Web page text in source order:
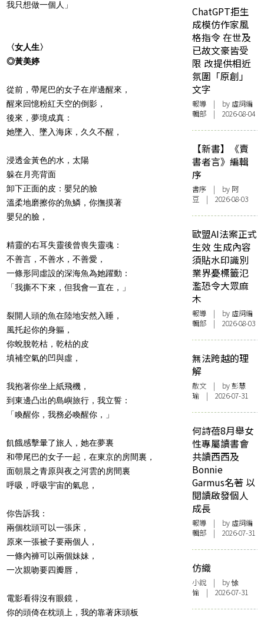
我只想做一個人」
〈女人生〉
◎黃美婷
從前，帶尾巴的女子在岸邊醒來，
醒來回憶粉紅天空的倒影，
後來，夢境成真：
她墜入、墜入海床，久久不醒，
浸透金黃色的水，太陽
躲在月亮背面
卸下正面的皮：嬰兒的臉
溫柔地磨擦你的魚鱗，你撫摸著
嬰兒的臉，
精靈的右耳失靈後曾喪失靈魂：
不善言，不善水，不善愛，
一條形同虛設的深海魚為她躍動：
「我撕不下來，但我會一直在，」
裂開人頭的魚在陸地安然入睡，
風托起你的身軀，
你蛻脫乾枯，乾枯的皮
填補空氣的凹與虛，
我抱著你坐上紙飛機，
到東邊凸出的島嶼旅行，我立誓：
「喚醒你，我務必喚醒你，」
飢餓感擊暈了旅人，她在夢裏
和帶尾巴的女子一起，在東京的房間裏，
面朝晨之青原與夜之河雲的房間裏
呼吸，呼吸宇宙的氣息，
你告訴我：
兩個枕頭可以一張床，
原來一張被子要兩個人，
一條內褲可以兩個妹妹，
一次親吻要四瓣唇，
電影看得沒有眼鏡，
你的頭倚在枕頭上，我的靠著床頭板
ChatGPT拒生
成模仿作家風
格指令 在世及
已故文豪皆受
限 改提供相近
氛圍「原創」
文字
報導 | by 虛詞編
輯部 | 2026-08-04
【新書】《賣
書者言》編輯
序
書序 | by 阿
豆 | 2026-08-03
歐盟AI法案正式
生效 生成內容
須貼水印識別
業界憂標籤氾
濫恐令大眾麻
木
報導 | by 虛詞編
輯部 | 2026-08-03
無法跨越的理
解
散文 | by 彭慧
瑜 | 2026-07-31
何詩蓓8月舉女
性專屬讀書會
共讀西西及
Bonnie
Garmus名著 以
閱讀啟發個人
成長
報導 | by 虛詞編
輯部 | 2026-07-31
仿織
小說 | by 悇
愉 | 2026-07-31